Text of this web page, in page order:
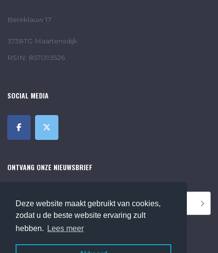
Deze website maakt gebruikt van cookies,
zodat u de beste website ervaring zult
hebben.
Lees meer
Bereklauw 17
3738TG Maartensdijk
RSIN: 857093526
SOCIAL MEDIA
ONTVANG ONZE NIEUWSBRIEF